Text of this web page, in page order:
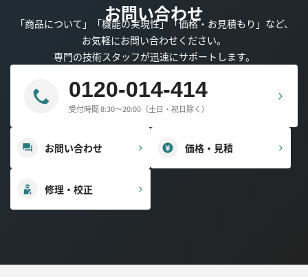
お問い合わせ
「商品について」「機能の実現性」「価格・お見積もり」など、
お気軽にお問い合わせください。
専門の技術スタッフが迅速にサポートします。
0120-014-414
受付時間 8:30～20:00（土日・祝日除く）
お問い合わせ 価格・見積
修理・校正